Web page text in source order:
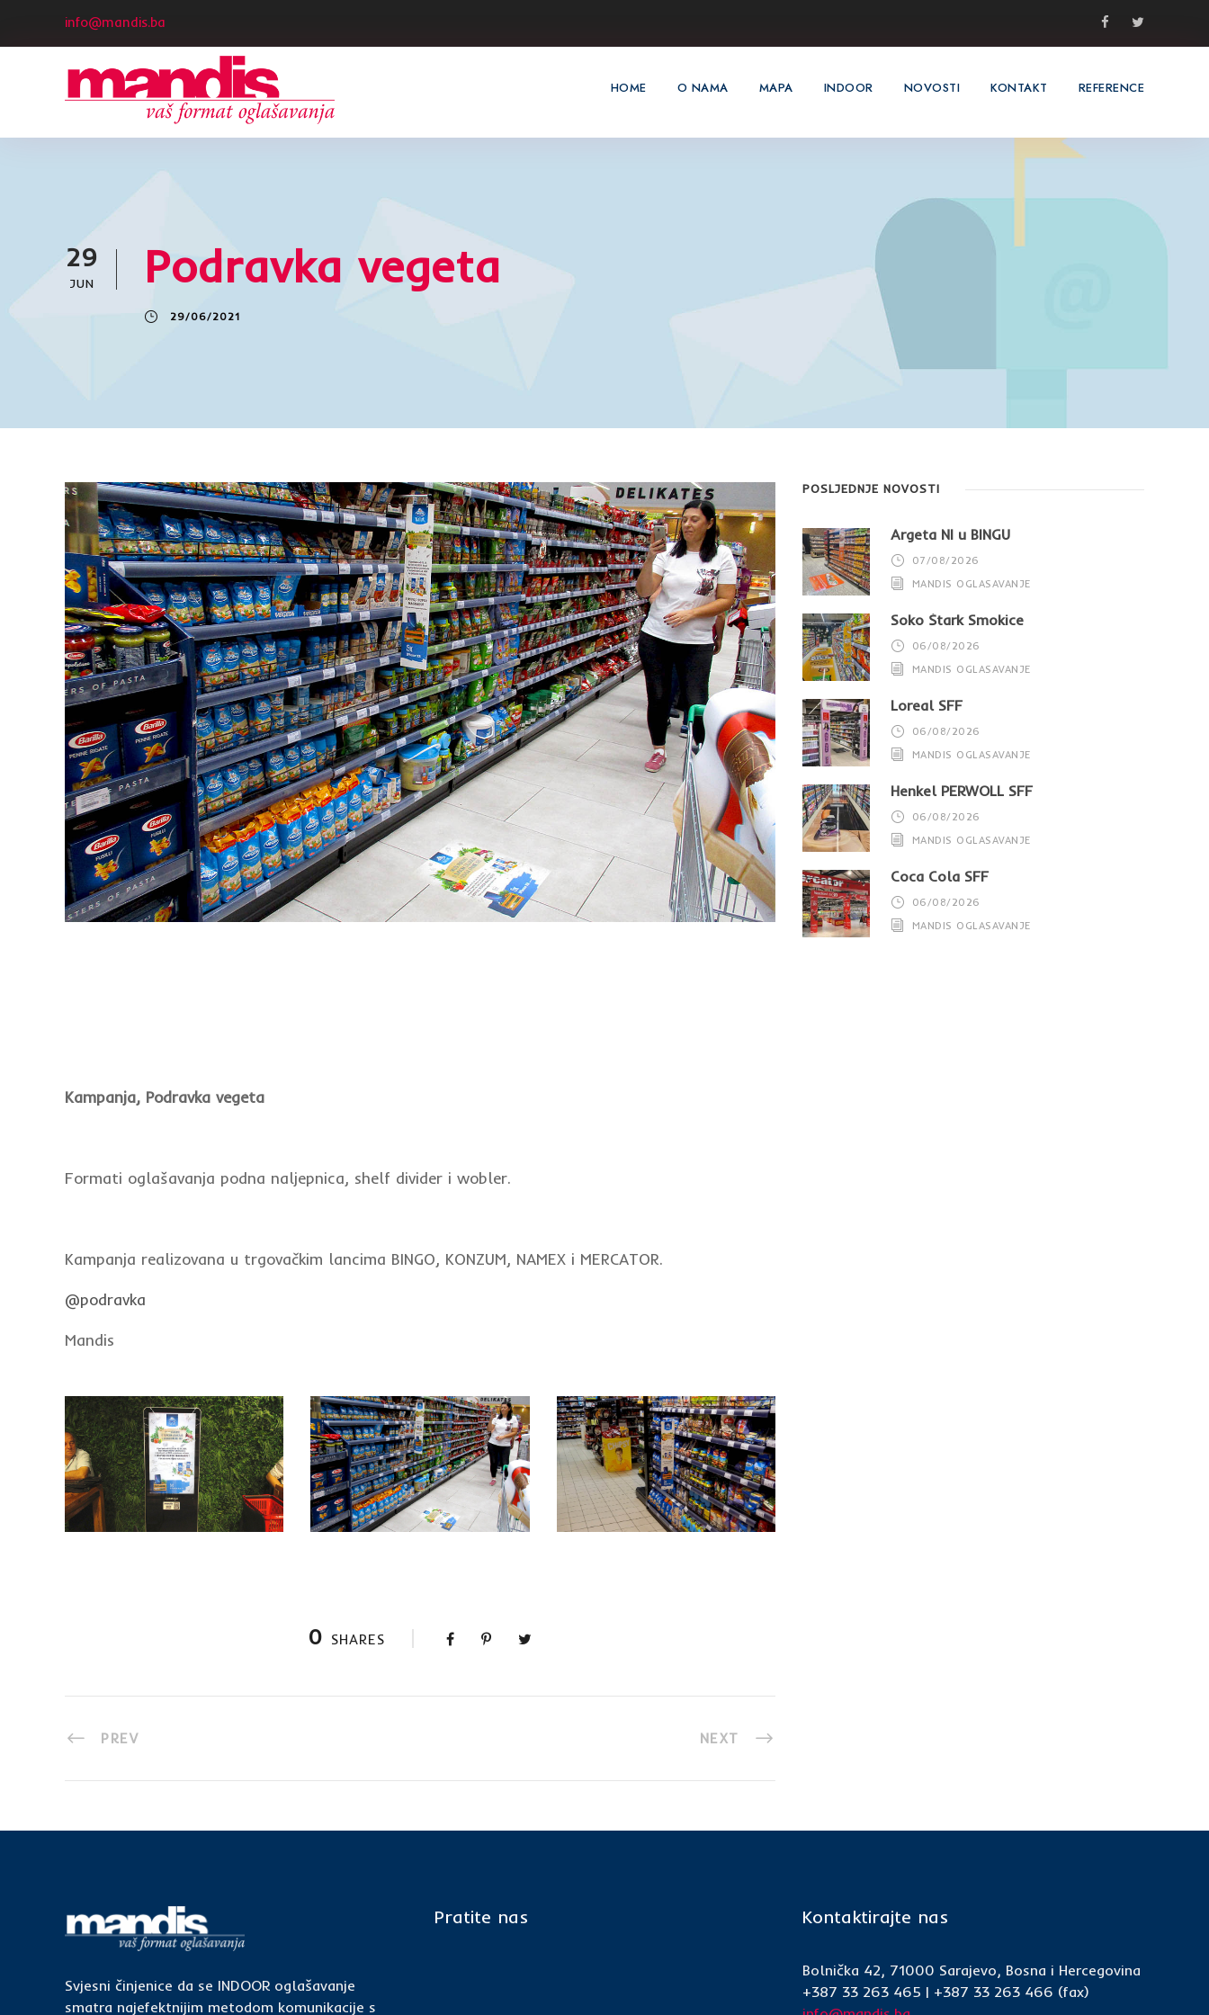
info@mandis.ba
HOME O NAMA MAPA INDOOR NOVOSTI KONTAKT REFERENCE
29
JUN Podravka vegeta
29/06/2021
Kampanja, Podravka vegeta
Formati oglašavanja podna naljepnica, shelf divider i wobler.
Kampanja realizovana u trgovačkim lancima BINGO, KONZUM, NAMEX i MERCATOR.
@podravka
Mandis
0 SHARES
PREV NEXT
POSLJEDNJE NOVOSTI
Argeta NI u BINGU
07/08/2026
MANDIS OGLASAVANJE
Soko Štark Smokice
06/08/2026
MANDIS OGLASAVANJE
Loreal SFF
06/08/2026
MANDIS OGLASAVANJE
Henkel PERWOLL SFF
06/08/2026
MANDIS OGLASAVANJE
Coca Cola SFF
06/08/2026
MANDIS OGLASAVANJE
Svjesni činjenice da se INDOOR oglašavanje
smatra najefektnijim metodom komunikacije s
Pratite nas Kontaktirajte nas
Bolnička 42, 71000 Sarajevo, Bosna i Hercegovina
+387 33 263 465 | +387 33 263 466 (fax)